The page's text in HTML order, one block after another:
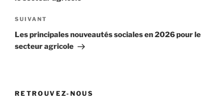
Article
suivant
SUIVANT
Les principales nouveautés sociales en 2026 pour le
secteur agricole
RETROUVEZ-NOUS